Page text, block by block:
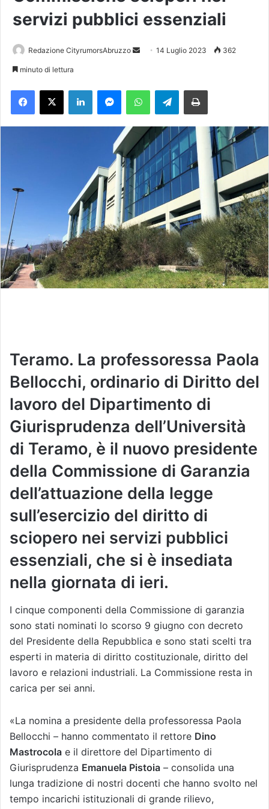
servizi pubblici essenziali
Redazione CityrumorsAbruzzo
a
n
'
e
m
a
l
14 Luglio 2023 362
minuto di lettura
Telegram
Teramo. La professoressa Paola
Bellocchi, ordinario di Diritto del
lavoro del Dipartimento di
Giurisprudenza dell’Università
di Teramo, è il nuovo presidente
della Commissione di Garanzia
dell’attuazione della legge
sull’esercizio del diritto di
sciopero nei servizi pubblici
essenziali, che si è insediata
nella giornata di ieri.
I cinque componenti della Commissione di garanzia
sono stati nominati lo scorso 9 giugno con decreto
del Presidente della Repubblica e sono stati scelti tra
esperti in materia di diritto costituzionale, diritto del
lavoro e relazioni industriali. La Commissione resta in
carica per sei anni.
«La nomina a presidente della professoressa Paola
Bellocchi – hanno commentato il rettore Dino
Mastrocola e il direttore del Dipartimento di
Giurisprudenza Emanuela Pistoia – consolida una
lunga tradizione di nostri docenti che hanno svolto nel
tempo incarichi istituzionali di grande rilievo,